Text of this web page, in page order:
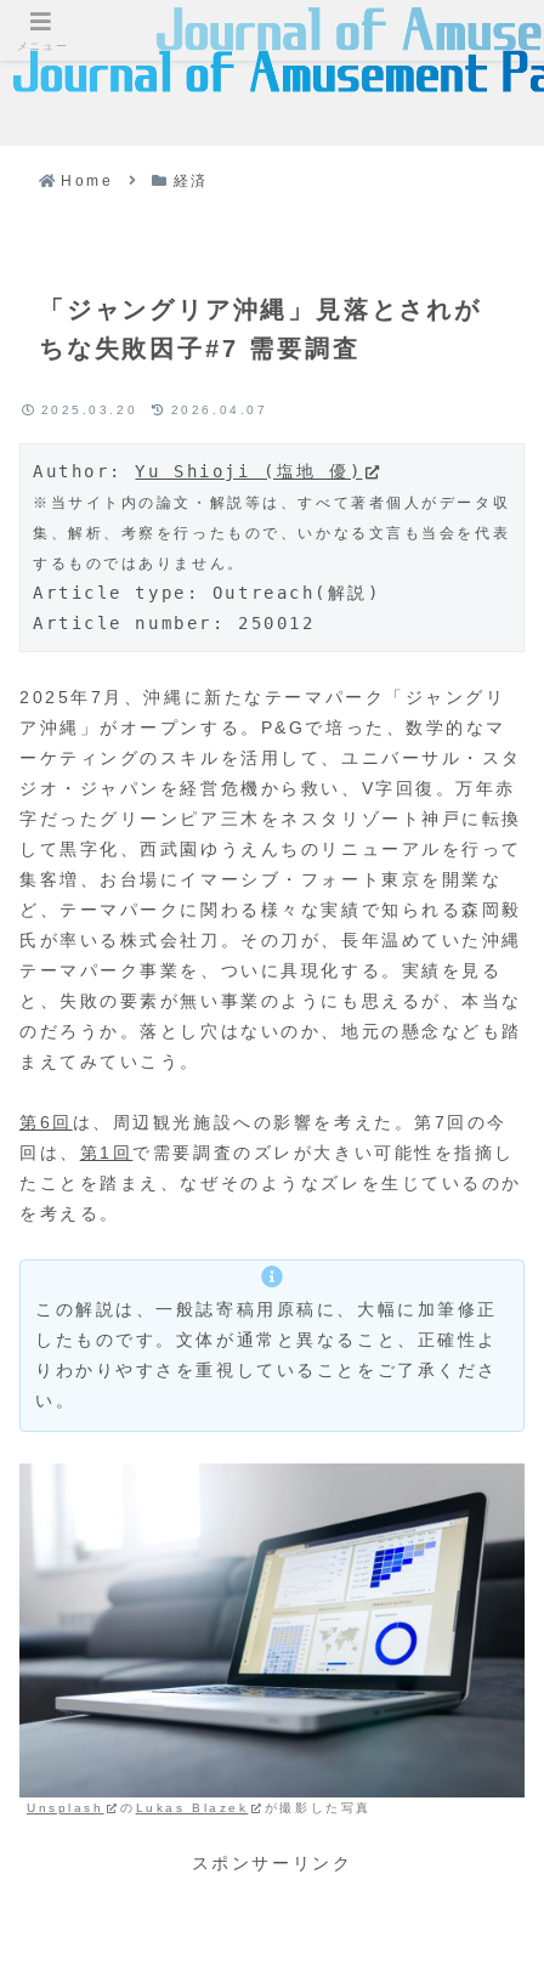
Home 経済
「ジャングリア沖縄」見落とされが
ちな失敗因子#7 需要調査
2025.03.20 2026.04.07
Author: Yu Shioji (塩地 優)
※当サイト内の論文・解説等は、すべて著者個人がデータ収
集、解析、考察を行ったもので、いかなる文言も当会を代表
するものではありません。
Article type: Outreach(解説)
Article number: 250012
2025年7月、沖縄に新たなテーマパーク「ジャングリ
ア沖縄」がオープンする。P&Gで培った、数学的なマ
ーケティングのスキルを活用して、ユニバーサル・スタ
ジオ・ジャパンを経営危機から救い、V字回復。万年赤
字だったグリーンピア三木をネスタリゾート神戸に転換
して黒字化、西武園ゆうえんちのリニューアルを行って
集客増、お台場にイマーシブ・フォート東京を開業な
ど、テーマパークに関わる様々な実績で知られる森岡毅
氏が率いる株式会社刀。その刀が、長年温めていた沖縄
テーマパーク事業を、ついに具現化する。実績を見る
と、失敗の要素が無い事業のようにも思えるが、本当な
のだろうか。落とし穴はないのか、地元の懸念なども踏
まえてみていこう。
第6回 は、周辺観光施設への影響を考えた。第7回の今
回は、 第1回 で需要調査のズレが大きい可能性を指摘し
たことを踏まえ、なぜそのようなズレを生じているのか
を考える。
この解説は、一般誌寄稿用原稿に、大幅に加筆修正
したものです。文体が通常と異なること、正確性よ
りわかりやすさを重視していることをご了承くださ
い。
Unsplash の Lukas Blazek が撮影した写真
スポンサーリンク
メニュー